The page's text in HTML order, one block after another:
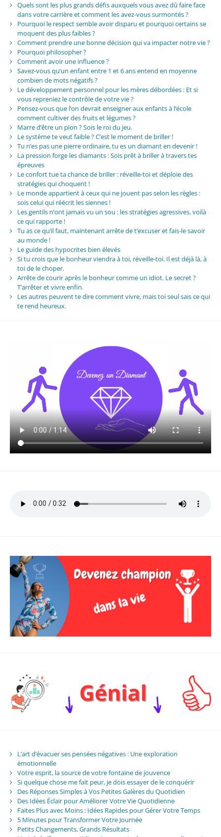
Quels sont les plus grands défis auxquels vous avez dû faire face
dans votre carrière et comment les avez-vous surmontés ?
Pourquoi le respect semble avoir disparu et pourquoi certains se
moquent des plus faibles ?
Comment prendre une bonne décision qui va impacter notre vie ?
Pourquoi philosopher ?
Comment avoir une influence ?
Savez-vous qu’un enfant entre 1 et 6 ans entend en moyenne
combien de mots négatifs ?
Le développement personnel pour les mères débordées : Et si
vous repreniez le contrôle de votre vie ?
Pensez-vous que l’on devrait enseigner aux enfants à l’école
comment cultiver des fruits et légumes ?
Marre d’être un pion ? Sois le roi du jeu.
Le système te veut faible ? C’est le moment de briller !
Tu n’es pas une pierre ordinaire, tu es un diamant en devenir !
La pression forge les diamants : Sois prêt à briller à travers tes
épreuves
Le confort tue ta chance de briller : réveille-toi et déploie des
stratégies qui choquent !
Le monde appartient à ceux qui ne jouent pas selon les règles :
sois celui qui réécrit les siennes !
Les gentils n’ont jamais vu un sou : les stratégies agressives, voilà
ce qui rapporte !
Tu as ce qu’il faut, maintenant arrête de t’excuser et fais-le savoir
au monde !
Le guide des hypocrites bien élevés
Si tu crois que le bonheur viendra à toi, réveille-toi. Il est déjà là, à
toi de le choper.
Arrête de courir après le bonheur comme un idiot. Le secret ?
T’arrêter et vivre enfin.
Les autres peuvent te dire comment vivre, mais toi seul sais ce qui
te rend heureux.
L’art d’évacuer ses pensées négatives : Une exploration
émotionnelle
Votre esprit, la source de votre fontaine de jouvence
Si quelque chose me fait peur, je dois essayer de le conquérir
Des Réponses Simples à Vos Petites Galères du Quotidien
Des Idées Éclair pour Améliorer Votre Vie Quotidienne
Faites Plus avec Moins : Idées Rapides pour Gérer Votre Temps
5 Minutes pour Transformer Votre Journée
Petits Changements, Grands Résultats